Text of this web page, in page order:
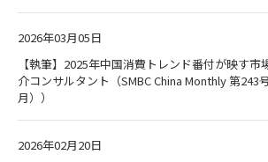
2026年03月05日
【執筆】2025年中国消費トレンド番付が映す
介コンサルタント（SMBC China Monthly 第243
月））
2026年02月20日